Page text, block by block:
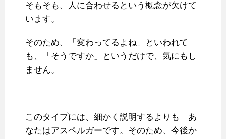
そもそも、人に合わせるという概念が欠けて
います。
そのため、「変わってるよね」といわれて
も、「そうですか」というだけで、気にもし
ません。
このタイプには、細かく説明するよりも「あ
なたはアスペルガーです。そのため、今後か